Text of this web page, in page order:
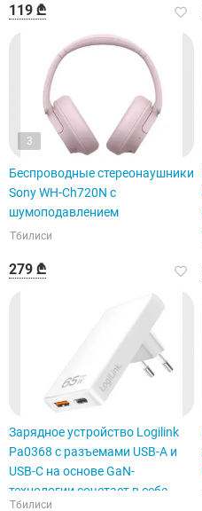
119 ₾
3
Беспроводные стереонаушники
Sony WH-Ch720N с
шумоподавлением
Тбилиси
279 ₾
Зарядное устройство Logilink
Pa0368 с разъемами USB-A и
USB-C на основе GaN-
технологии сочетает в себе
Тбилиси